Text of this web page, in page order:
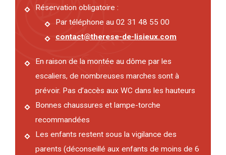
Réservation obligatoire :
Par téléphone au 02 31 48 55 00
contact@therese-de-lisieux.com
En raison de la montée au dôme par les
escaliers, de nombreuses marches sont à
prévoir. Pas d’accès aux WC dans les hauteurs
Bonnes chaussures et lampe-torche
recommandées
Les enfants restent sous la vigilance des
parents (déconseillé aux enfants de moins de 6